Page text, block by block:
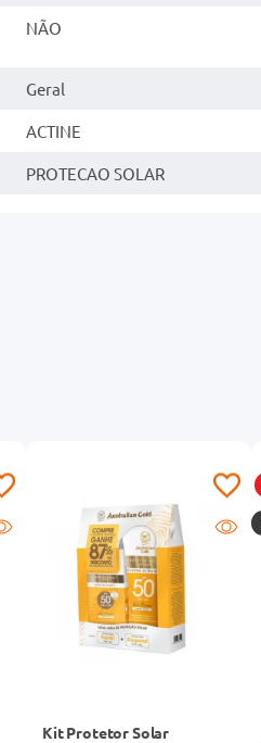
NÃO
Geral
ACTINE
PROTECAO SOLAR
Kit Protetor Solar